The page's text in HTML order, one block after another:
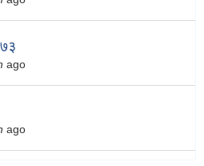
ago
ago